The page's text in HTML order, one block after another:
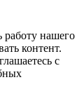
нашего
контент.
с